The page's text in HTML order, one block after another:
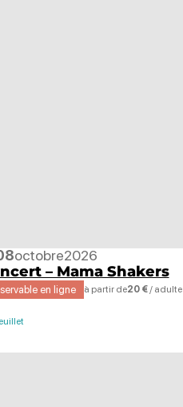
– Mama Shakers
en ligne à partir de20 €/ adulte
octobre2026
– Feet, © Henri Aubron